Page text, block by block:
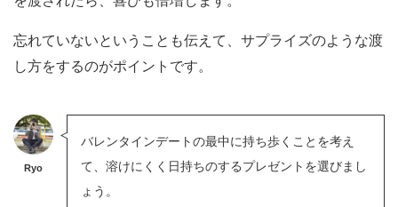
忘れていないということも伝えて、サプライズのような渡
し方をするのがポイントです。
Ryo
バレンタインデートの最中に持ち歩くことを考え
て、溶けにくく日持ちのするプレゼントを選びまし
ょう。